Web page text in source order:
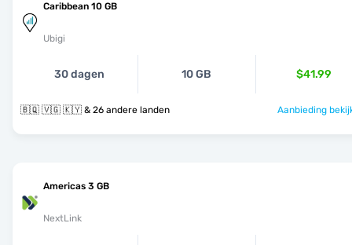
Caribbean 10 GB
Ubigi
30 dagen 10 GB $41.99
🇧🇶 🇻🇬 🇰🇾 & 26 andere landen Aanbieding
Americas 3 GB
NextLink